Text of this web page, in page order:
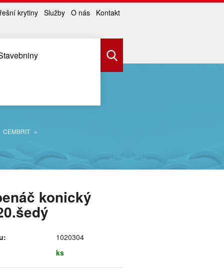
krytiny Služby O nás Kontakt
CEMBRIT
konický
1020304
ks